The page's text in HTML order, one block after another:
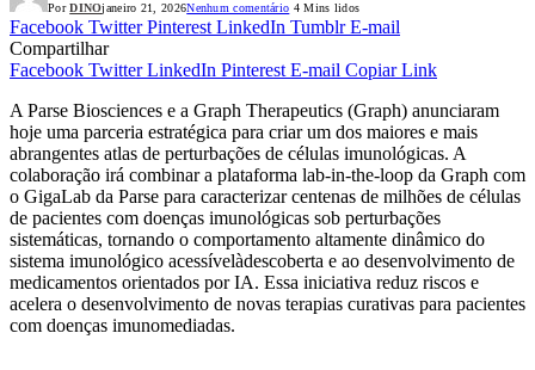
Por DINOjaneiro 21, 2026Nenhum comentário 4 Mins lidos
Facebook Twitter Pinterest LinkedIn Tumblr E-mail
Compartilhar
Facebook Twitter LinkedIn Pinterest E-mail Copiar Link
A Parse Biosciences e a Graph Therapeutics (Graph) anunciaram
hoje uma parceria estratégica para criar um dos maiores e mais
abrangentes atlas de perturbações de células imunológicas. A
colaboração irá combinar a plataforma lab-in-the-loop da Graph com
o GigaLab da Parse para caracterizar centenas de milhões de células
de pacientes com doenças imunológicas sob perturbações
sistemáticas, tornando o comportamento altamente dinâmico do
sistema imunológico acessívelàdescoberta e ao desenvolvimento de
medicamentos orientados por IA. Essa iniciativa reduz riscos e
acelera o desenvolvimento de novas terapias curativas para pacientes
com doenças imunomediadas.